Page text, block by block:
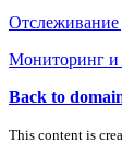
Отслеживание
Мониторинг
Back to
This content is